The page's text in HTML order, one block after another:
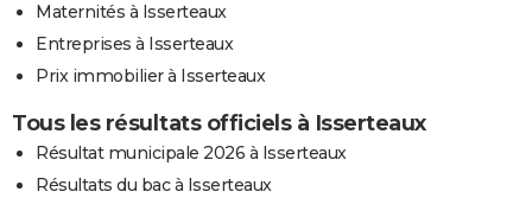
Maternités à Isserteaux
Entreprises à Isserteaux
Prix immobilier à Isserteaux
Tous les résultats officiels à Isserteaux
Résultat municipale 2026 à Isserteaux
Résultats du bac à Isserteaux